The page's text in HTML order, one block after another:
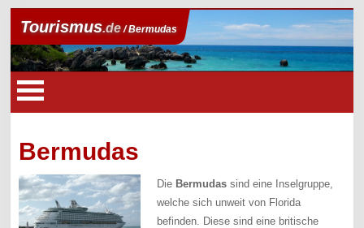
Tourismus.de/ Bermudas
Bermudas
Die Bermudas sind eine Inselgruppe,
welche sich unweit von Florida
befinden. Diese sind eine britische